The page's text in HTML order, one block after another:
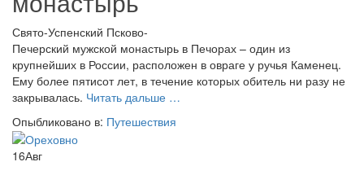
Свято-Успенский Псково-
Печерский мужской монастырь в Печорах – один из
крупнейших в России, расположен в овраге у ручья Каменец.
Ему более пятисот лет, в течение которых обитель ни разу не
закрывалась. Читать дальше
Псково-
…
Опыбликовано в: Путешествия
16Авг